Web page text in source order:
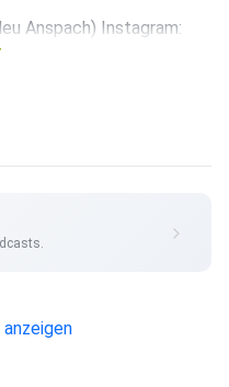
Anspach) Instagram: